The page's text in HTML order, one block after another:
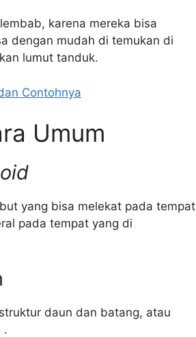
karena mereka bisa
dengan mudah di temukan di
lumut tanduk.
Contohnya
Umum
yang bisa melekat pada tempat
pada tempat yang di
daun dan batang, atau
.